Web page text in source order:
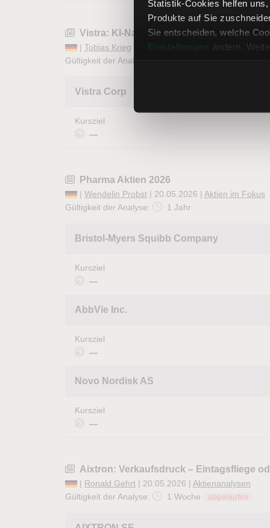
Statistik-Cookies helfen
Produkte auf Sie
Sie entscheiden, welche
Einstellungen
ändern.
Vistra: KI-Nachzügler oder Geheimtipp?
| Tobias Krieg | 20.05.2026 |
Aktienanalysen
Gültigkeit der Analyse:
Vistra Corp
Kursziel
—
Pharma Aktien 2026
| Wendelin Probst | 20.05.2026 | Aktien im Fokus
Gültigkeit der Analyse:
1 Jahr
Bristol-Myers Squibb Company
Kursziel
—
AbbVie Inc.
Kursziel
—
Novo Nordisk AS
Kursziel
—
Aixtron: Verkaufsdruck – Eintagsfliege
| Ronald Gehrt | 20.05.2026 | Aktienanalysen
Gültigkeit der Analyse:
1 Woche abgelaufen